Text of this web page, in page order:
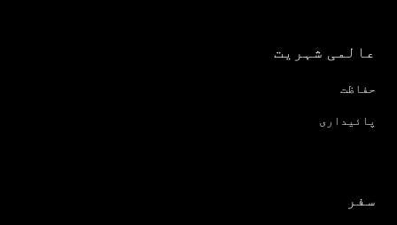
عالمی شہریت
حفاظت
پائیداری
سفر